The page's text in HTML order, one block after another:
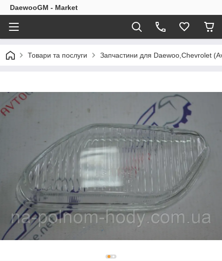
DaewooGM - Market
Товари та послуги Запчастини для Daewoo,Chevrolet